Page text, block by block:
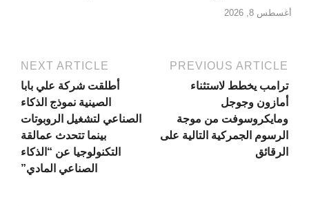
أغسطس 8, 2026
PREVIOUS ARTICLE
ترامب يخطط لاستثناء
أمازون وجوجل
ومايكروسوفت من موجة
الرسوم الجمركية التالية على
الرقائق
NEXT ARTICLE
أطلقت شركة علي بابا
الصينية نموذج الذكاء
الصناعي لتشغيل الروبوتات
بينما تتحدث عمالقة
التكنولوجيا عن “الذكاء
الصناعي المادي”